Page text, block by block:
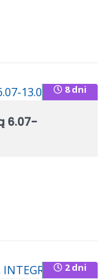
599zł
8 dni
6.07-
550zł
2 dni